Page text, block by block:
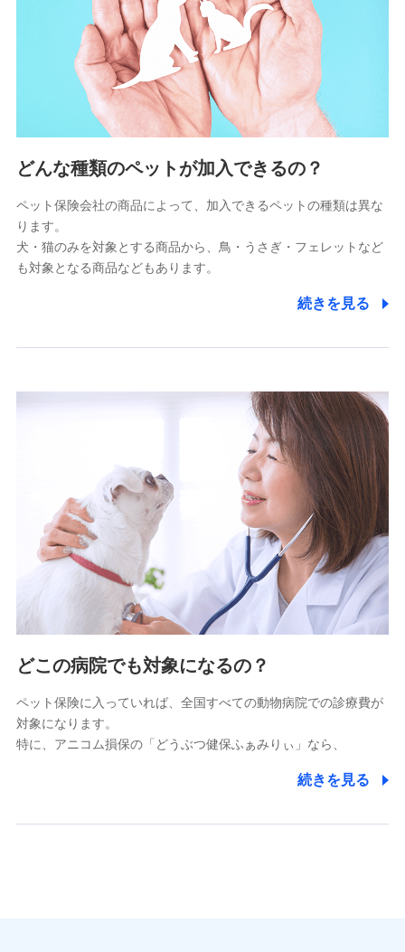
供し、金融商品等の契約を勧奨するため
アンケートやキャンペーン等の実施のため
上記に係る連絡・手続き・管理等付帯業務を行うため
5.通話録音にて取得する情報
電話対応の品質向上およびお問合せ内容の正確な把握のため
6.採用応募者の個人情報
7.社員（従業者）の個人情報
人事･勤怠･健康・労務等の管理、給与支給、福利厚生・採用
退職関連処理等の各種手続きのため、当社と従業員または従
のため
各種お問い合わせに対応するため
10.受託業務の 個人情報
受託業務の遂行およびこれらに準ずる業務の遂行のため
11.マイカー通勤管理クラウド並びに法人向けASPサー
ビスに関してのお問い合わせ情報
各種お問い合わせに対応するため
をお送りするため
アンケートの送付のため
分析するため
当社の対応品質向上やお問い合わせ内容の正確な把握のため
個人情報保護管理者の職名、連絡先
株式会社ドコモ・インシュアランス 営業部長
どんな種類のペットが加入できるの？
ペット保険会社の商品によって、加入できるペットの種類は異な
ります。
犬・猫のみを対象とする商品から、鳥・うさぎ・フェレットなど
も対象となる商品などもあります。
続きを見る
どこの病院でも対象になるの？
ペット保険に入っていれば、全国すべての動物病院での診療費が
対象になります。
特に、アニコム損保の「どうぶつ健保ふぁみりぃ」なら、
続きを見る